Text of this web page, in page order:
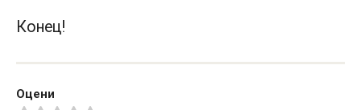
Конец!
Оцени